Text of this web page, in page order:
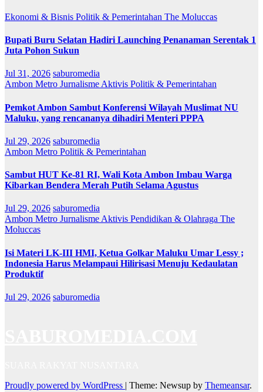
Ekonomi & Bisnis Politik & Pemerintahan The Moluccas
Bupati Buru Selatan Hadiri Launching Penanaman Serentak 1
Juta Pohon Sukun
Jul 31, 2026 saburomedia
Ambon Metro Jurnalisme Aktivis Politik & Pemerintahan
Pemkot Ambon Sambut Konferensi Wilayah Muslimat NU
Maluku, yang rencananya dihadiri Menteri PPPA
Jul 29, 2026 saburomedia
Ambon Metro Politik & Pemerintahan
Sambut HUT Ke-81 RI, Wali Kota Ambon Imbau Warga
Kibarkan Bendera Merah Putih Selama Agustus
Jul 29, 2026 saburomedia
Ambon Metro Jurnalisme Aktivis Pendidikan & Olahraga The
Moluccas
Isi Materi LK-III HMI, Ketua Golkar Maluku Umar Lessy ;
Indonesia Harus Melampaui Hilirisasi Menuju Kedaulatan
Produktif
Jul 29, 2026 saburomedia
Proudly powered by WordPress | Theme: Newsup by Themeansar.